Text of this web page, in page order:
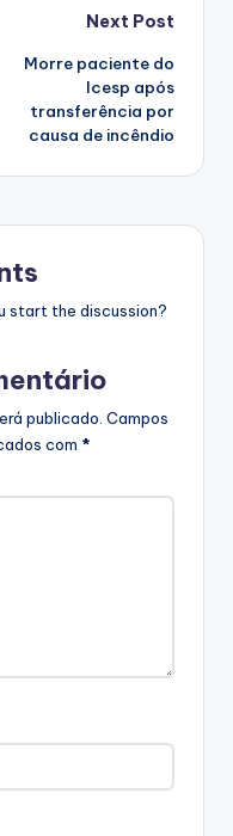
Next Post
Morre paciente do
Icesp após
transferência por
causa de incêndio
start the discussion?
publicado. Campos
com *